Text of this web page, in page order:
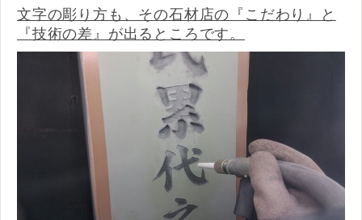
文字の彫り方も、その石材店の『こだわり』と
『技術の差』が出るところです。